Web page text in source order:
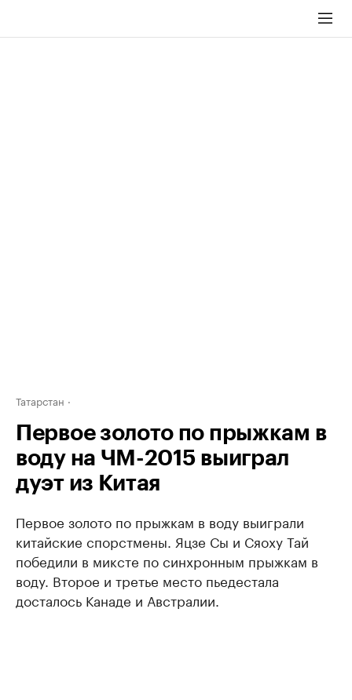
Татарстан
Первое золото по прыжкам в
воду на ЧМ-2015 выиграл
дуэт из Китая
Первое золото по прыжкам в воду выиграли
китайские спорстмены. Яцзе Сы и Сяоху Тай
победили в миксте по синхронным прыжкам в
воду. Второе и третье место пьедестала
досталось Канаде и Австралии.